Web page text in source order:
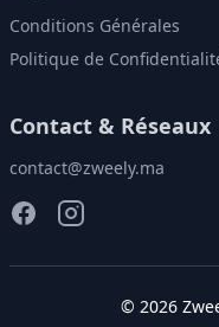
Conditions Générales
Politique de
Contact & Réseaux
contact@zweely.ma
© 2026